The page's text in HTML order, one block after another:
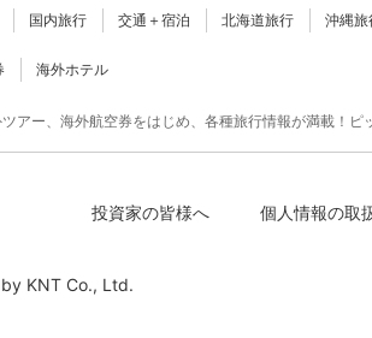
国内旅行 交通＋宿泊 北海道旅行 沖縄旅
海外ホテル
アー、海外航空券をはじめ、各種旅行情報が満載！
投資家の皆様へ 個人情報の取
KNT Co., Ltd.